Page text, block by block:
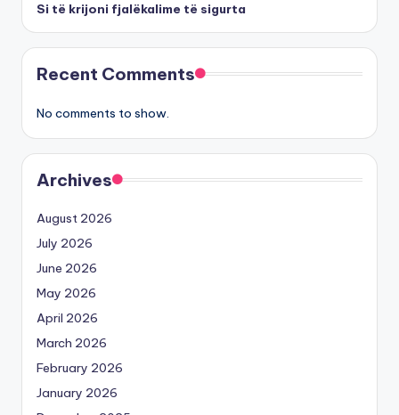
Si të krijoni fjalëkalime të sigurta
Recent Comments
No comments to show.
Archives
August 2026
July 2026
June 2026
May 2026
April 2026
March 2026
February 2026
January 2026